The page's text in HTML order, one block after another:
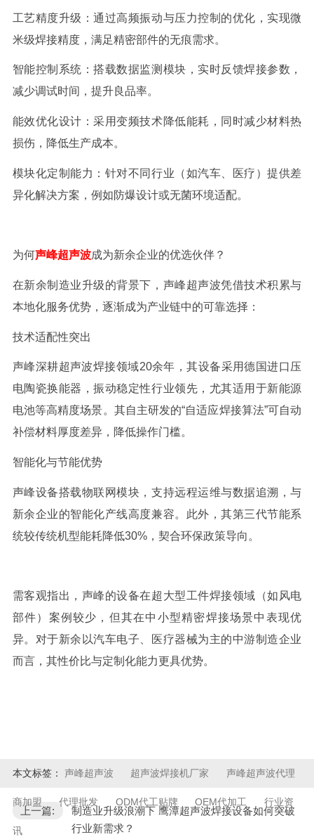
工艺精度升级：通过高频振动与压力控制的优化，实现微
米级焊接精度，满足精密部件的无痕需求。
智能控制系统：搭载数据监测模块，实时反馈焊接参数，
减少调试时间，提升良品率。
能效优化设计：采用变频技术降低能耗，同时减少材料热
损伤，降低生产成本。
模块化定制能力：针对不同行业（如汽车、医疗）提供差
异化解决方案，例如防爆设计或无菌环境适配。
为何声峰超声波成为新余企业的优选伙伴？
在新余制造业升级的背景下，声峰超声波凭借技术积累与
本地化服务优势，逐渐成为产业链中的可靠选择：
技术适配性突出
声峰深耕超声波焊接领域20余年，其设备采用德国进口压
电陶瓷换能器，振动稳定性行业领先，尤其适用于新能源
电池等高精度场景。其自主研发的“自适应焊接算法”可自动
补偿材料厚度差异，降低操作门槛。
智能化与节能优势
声峰设备搭载物联网模块，支持远程运维与数据追溯，与
新余企业的智能化产线高度兼容。此外，其第三代节能系
统较传统机型能耗降低30%，契合环保政策导向。
需客观指出，声峰的设备在超大型工件焊接领域（如风电
部件）案例较少，但其在中小型精密焊接场景中表现优
异。对于新余以汽车电子、医疗器械为主的中游制造企业
而言，其性价比与定制化能力更具优势。
本文标签： 声峰超声波 超声波焊接机厂家 声峰超声波代理
商加盟 代理批发 ODM代工贴牌 OEM代加工 行业资
讯
上一篇:
制造业升级浪潮下 鹰潭超声波焊接设备如何突破
行业新需求？